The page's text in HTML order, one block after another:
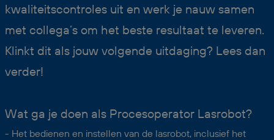
kwaliteitscontroles uit en werk je nauw samen
met collega’s om het beste resultaat te leveren.
Klinkt dit als jouw volgende uitdaging? Lees dan
verder!
Wat ga je doen als Procesoperator Lasrobot?
- Het bedienen en instellen van de lasrobot, inclusief het